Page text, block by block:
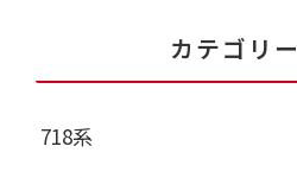
カテゴリー
718系